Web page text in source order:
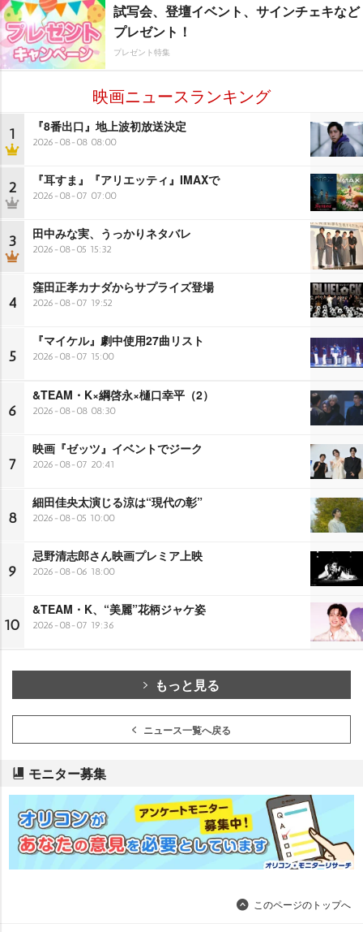
試写会、登壇イベント、サインチェキなど
プレゼント！
プレゼント特集
映画ニュースランキング
1 『8番出口』地上波初放送決定
2026-08-08 08:00
2 『耳すま』『アリエッティ』IMAXで
2026-08-07 07:00
3 田中みな実、うっかりネタバレ
2026-08-05 15:32
4
窪田正孝カナダからサプライズ登場
2026-08-07 19:52
5
『マイケル』劇中使用27曲リスト
2026-08-07 15:00
6
&TEAM・K×綱啓永×樋口幸平（2）
2026-08-08 08:30
7
映画『ゼッツ』イベントでジーク
2026-08-07 20:41
8
細田佳央太演じる涼は“現代の彰”
2026-08-05 10:00
9
忌野清志郎さん映画プレミア上映
2026-08-06 18:00
10
&TEAM・K、“美麗”花柄ジャケ姿
2026-08-07 19:36
もっと見る
ニュース一覧へ戻る
モニター募集
このページのトップへ